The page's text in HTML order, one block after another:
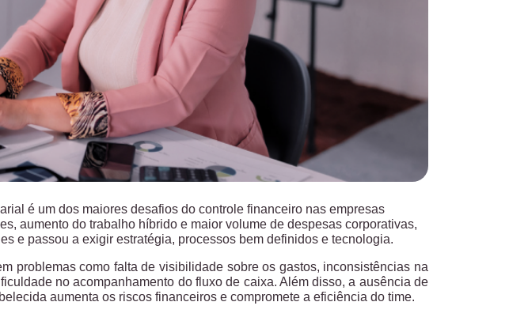
é um dos maiores desafios do controle financeiro nas empresas
aumento do trabalho híbrido e maior volume de despesas corporativas,
e passou a exigir estratégia, processos bem definidos e tecnologia.
problemas como falta de visibilidade sobre os gastos, inconsistências na
no acompanhamento do fluxo de caixa. Além disso, a ausência de
aumenta os riscos financeiros e compromete a eficiência do time.